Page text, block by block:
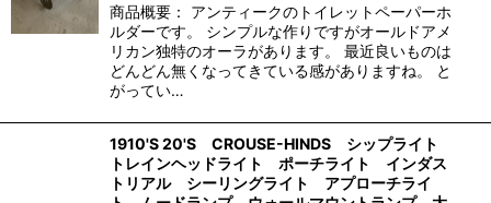
商品概要： アンティークのトイレットペーパーホ
ルダーです。 シンプルな作りですがオールドアメ
リカン独特のオーラがあります。 最近良いものは
どんどん無くなってきている感がありますね。 と
がってい…
1910'S 20'S CROUSE-HINDS シップライト
トレインヘッドライト ポーチライト インダス
トリアル シーリングライト アプローチライ